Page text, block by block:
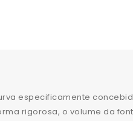
especificamente
rigorosa, o volume da